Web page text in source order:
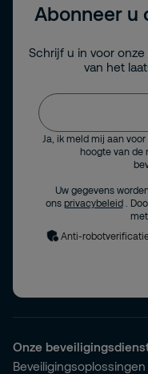
Abonneer u
Schrijf u in voor
van het
Ja, ik meld mij aan
hoogte van de
Uw gegevens
ons privacybeleid
.
Anti-
Onze
Beveiligingsoplossingen